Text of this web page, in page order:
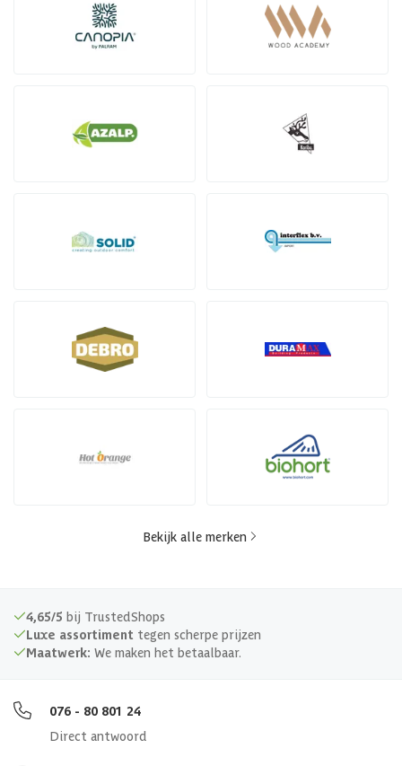
Bekijk alle merken
4,65/5 bij TrustedShops
Luxe assortiment tegen scherpe prijzen
Maatwerk: We maken het betaalbaar.
076 - 80 801 24
Direct antwoord